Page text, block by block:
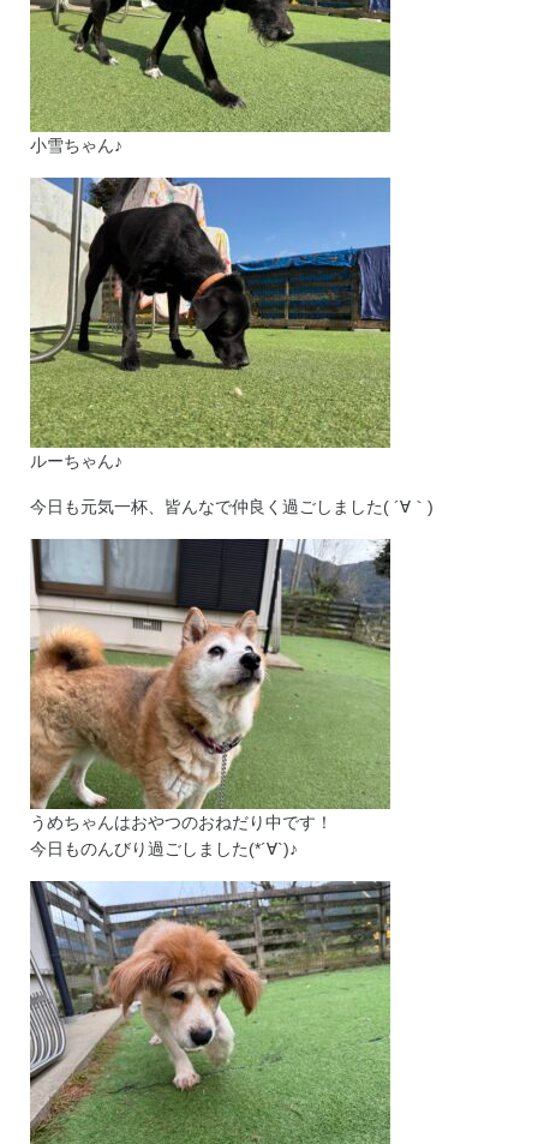
小雪ちゃん♪
ルーちゃん♪
今日も元気一杯、皆んなで仲良く過ごしました( ´∀｀)
うめちゃんはおやつのおねだり中です！
今日ものんびり過ごしました(*´∀`)♪